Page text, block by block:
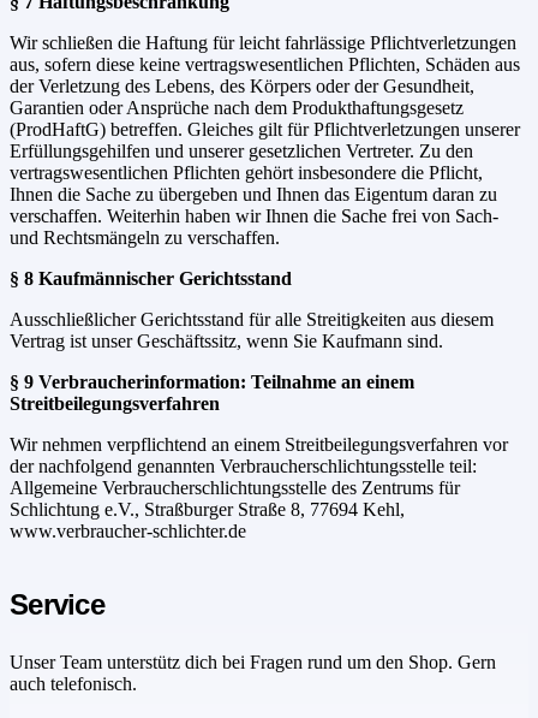
Wir schließen die Haftung für leicht fahrlässige Pflichtverletzungen
aus, sofern diese keine vertragswesentlichen Pflichten, Schäden aus
der Verletzung des Lebens, des Körpers oder der Gesundheit,
Garantien oder Ansprüche nach dem Produkthaftungsgesetz
(ProdHaftG) betreffen. Gleiches gilt für Pflichtverletzungen unserer
Erfüllungsgehilfen und unserer gesetzlichen Vertreter. Zu den
vertragswesentlichen Pflichten gehört insbesondere die Pflicht,
Ihnen die Sache zu übergeben und Ihnen das Eigentum daran zu
verschaffen. Weiterhin haben wir Ihnen die Sache frei von Sach-
und Rechtsmängeln zu verschaffen.
§ 8 Kaufmännischer Gerichtsstand
Ausschließlicher Gerichtsstand für alle Streitigkeiten aus diesem
Vertrag ist unser Geschäftssitz, wenn Sie Kaufmann sind.
§ 9 Verbraucherinformation: Teilnahme an einem
Streitbeilegungsverfahren
Wir nehmen verpflichtend an einem Streitbeilegungsverfahren vor
der nachfolgend genannten Verbraucherschlichtungsstelle teil:
Allgemeine Verbraucherschlichtungsstelle des Zentrums für
Schlichtung e.V., Straßburger Straße 8, 77694 Kehl,
www.verbraucher-schlichter.de
Service
Unser Team unterstütz dich bei Fragen rund um den Shop. Gern
auch telefonisch.